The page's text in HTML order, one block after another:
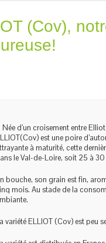
(Cov),
Née d’un croisement entre
est une poire
à maturité, cette
le Val-de-Loire, soit 25 à
bouche, son grain est fin,
mois. Au stade de la
variété ELLIOT (Cov) est peu